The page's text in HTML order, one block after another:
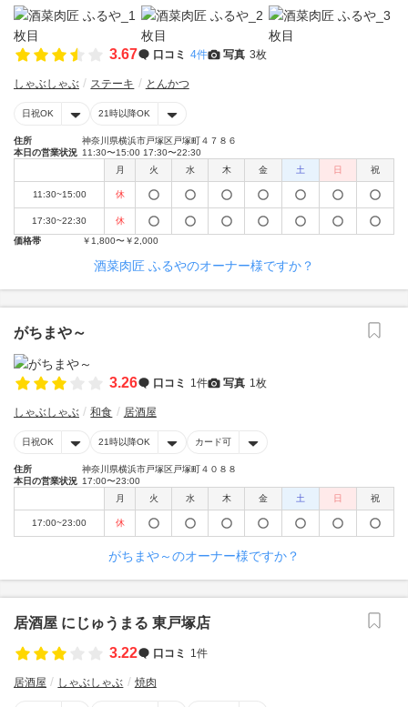
3.67 口コミ 4件 写真 3枚
しゃぶしゃぶ ステーキ とんかつ
日祝OK 21時以降OK
住所
神奈川県横浜市戸塚区戸塚町４７８６
本日の営業状況 11:30〜15:00 17:30〜22:30
月
火 水 木 金 土 日 祝
11:30~15:00 休
17:30~22:30
休
価格帯
￥1,800〜￥2,000
酒菜肉匠 ふるやのオーナー様ですか？
がちまや～
3.26 口コミ 1件 写真 1枚
しゃぶしゃぶ 和食 居酒屋
日祝OK 21時以降OK カード可
住所
神奈川県横浜市戸塚区戸塚町４０８８
本日の営業状況 17:00〜23:00
月
火 水 木 金 土 日 祝
17:00~23:00 休
がちまや～のオーナー様ですか？
居酒屋 にじゅうまる 東戸塚店
3.22
口コミ 1件
居酒屋 しゃぶしゃぶ 焼肉